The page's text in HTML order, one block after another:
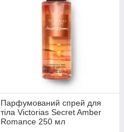
Парфумований спрей для
тіла Victorias Secret Amber
Romance 250 мл